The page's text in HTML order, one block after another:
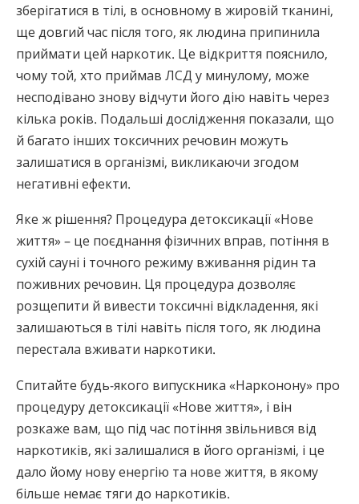
зберігатися в тілі, в основному в жировій тканині,
ще довгий час після того, як людина припинила
приймати цей наркотик. Це відкриття пояснило,
чому той, хто приймав ЛСД у минулому, може
несподівано знову відчути його дію навіть через
кілька років. Подальші дослідження показали, що
й багато інших токсичних речовин можуть
залишатися в організмі, викликаючи згодом
негативні ефекти.
Яке ж рішення? Процедура детоксикації «Нове
життя» – це поєднання фізичних вправ, потіння в
сухій сауні і точного режиму вживання рідин та
поживних речовин. Ця процедура дозволяє
розщепити й вивести токсичні відкладення, які
залишаються в тілі навіть після того, як людина
перестала вживати наркотики.
Спитайте будь-якого випускника «Нарконону» про
процедуру детоксикації «Нове життя», і він
розкаже вам, що під час потіння звільнився від
наркотиків, які залишалися в його організмі, і це
дало йому нову енергію та нове життя, в якому
більше немає тяги до наркотиків.